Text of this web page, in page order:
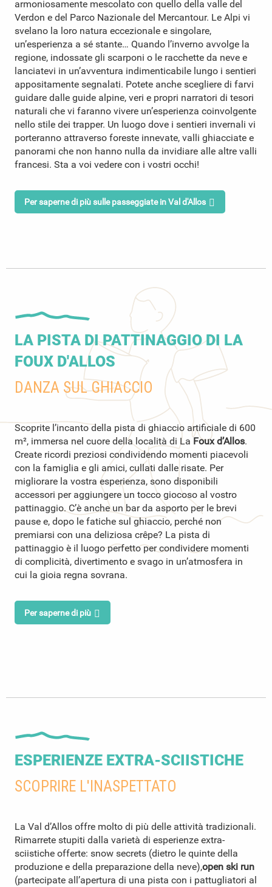
armoniosamente mescolato con quello della valle del
Verdon e del Parco Nazionale del Mercantour. Le Alpi vi
svelano la loro natura eccezionale e singolare,
un’esperienza a sé stante… Quando l’inverno avvolge la
regione, indossate gli scarponi o le racchette da neve e
lanciatevi in un’avventura indimenticabile lungo i sentieri
appositamente segnalati. Potete anche scegliere di farvi
guidare dalle guide alpine, veri e propri narratori di tesori
naturali che vi faranno vivere un’esperienza coinvolgente
nello stile dei trapper. Un luogo dove i sentieri invernali vi
porteranno attraverso foreste innevate, valli ghiacciate e
panorami che non hanno nulla da invidiare alle altre valli
francesi. Sta a voi vedere con i vostri occhi!
Per saperne di più sulle passeggiate in Val d'Allos
LA PISTA DI PATTINAGGIO DI LA
FOUX D'ALLOS
DANZA SUL GHIACCIO
Scoprite l’incanto della pista di ghiaccio artificiale di 600
m², immersa nel cuore della località di La Foux d’Allos.
Create ricordi preziosi condividendo momenti piacevoli
con la famiglia e gli amici, cullati dalle risate. Per
migliorare la vostra esperienza, sono disponibili
accessori per aggiungere un tocco giocoso al vostro
pattinaggio. C’è anche un bar da asporto per le brevi
pause e, dopo le fatiche sul ghiaccio, perché non
premiarsi con una deliziosa crêpe? La pista di
pattinaggio è il luogo perfetto per condividere momenti
di complicità, divertimento e svago in un’atmosfera in
cui la gioia regna sovrana.
Per saperne di più
ESPERIENZE EXTRA-SCIISTICHE
SCOPRIRE L'INASPETTATO
La Val d’Allos offre molto di più delle attività tradizionali.
Rimarrete stupiti dalla varietà di esperienze extra-
sciistiche offerte: snow secrets (dietro le quinte della
produzione e della preparazione della neve),open ski run
(partecipate all’apertura di una pista con i pattugliatori al